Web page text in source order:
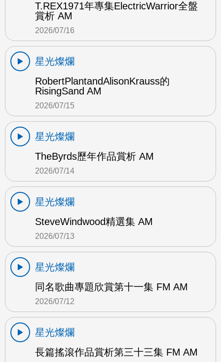
T.REX1971年專集ElectricWarrior全盤
賞析 AM
2026/07/16
星光燦爛
RobertPlantandAlisonKrauss的
RisingSand AM
2026/07/15
星光燦爛
TheByrds歷年作品賞析 AM
2026/07/14
星光燦爛
SteveWindwood精選集 AM
2026/07/13
星光燦爛
同名歌曲專題欣賞第十一集 FM AM
2026/07/12
星光燦爛
長篇搖滾作品賞析第三十三集 FM AM